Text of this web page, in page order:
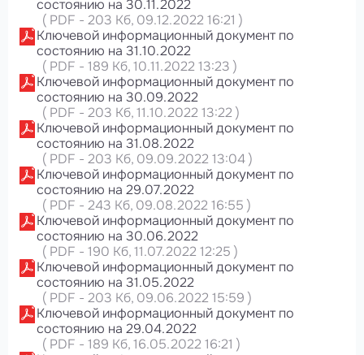
состоянию на 30.11.2022
( PDF - 203 Кб, 09.12.2022 16:21 )
Ключевой информационный документ по
состоянию на 31.10.2022
( PDF - 189 Кб, 10.11.2022 13:23 )
Ключевой информационный документ по
состоянию на 30.09.2022
( PDF - 203 Кб, 11.10.2022 13:22 )
Ключевой информационный документ по
состоянию на 31.08.2022
( PDF - 203 Кб, 09.09.2022 13:04)
Ключевой информационный документ по
состоянию на 29.07.2022
( PDF - 243 Кб, 09.08.2022 16:55 )
Ключевой информационный документ по
состоянию на 30.06.2022
( PDF - 190 Кб, 11.07.2022 12:25 )
Ключевой информационный документ по
состоянию на 31.05.2022
( PDF - 203 Кб, 09.06.2022 15:59 )
Ключевой информационный документ по
состоянию на 29.04.2022
( PDF - 189 Кб, 16.05.2022 16:21 )